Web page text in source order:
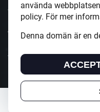
tidningsvarumärken i
använda
policy. För mer
Denna domän är en